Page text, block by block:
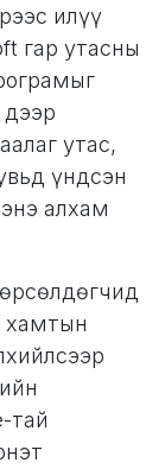
илүү
гар утасны
дээр
утас,
үндсэн
алхам
хамтын
тай